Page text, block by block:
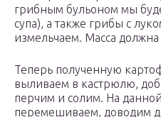
грибным бульоном мы
супа), а также грибы с
измельчаем. Масса
Теперь полученную
выливаем в кастрюлю,
перчим и солим. На
перемешиваем, доводим